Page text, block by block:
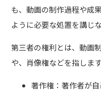
も、動画の制作過程や成
ように必要な処置を講じ
第三者の権利とは、動画
や、肖像権などを指します
著作権：著作者が